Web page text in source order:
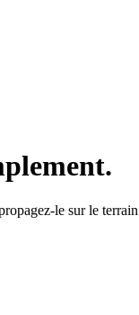
.
le sur le